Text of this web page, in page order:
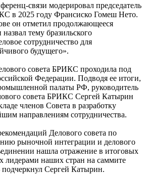
связи модерировал председатель
в 2025 году Франсиско Гомеш Нето.
он отметил продолжающееся
тему бразильского
сотрудничество для
будущего».
совета БРИКС проходила под
Федерации. Подводя ее итоги,
палаты РФ, руководитель
совета БРИКС Сергей Катырин
членов Совета в разработку
направлениям сотрудничества.
Делового совета по
рыночной интеграции и делового
нашла отражение в итоговых
лидерами наших стран на саммите
Сергей Катырин.